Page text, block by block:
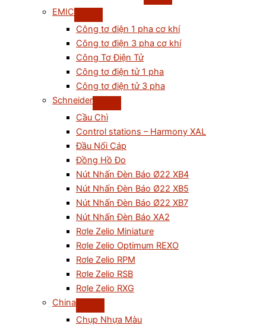
EMIC
Công tơ điện 1 pha cơ khí
Công tơ điện 3 pha cơ khí
Công Tơ Điện Tử
Công tơ điện tử 1 pha
Công tơ điện tử 3 pha
Schneider
Cầu Chì
Control stations – Harmony XAL
Đầu Nối Cáp
Đồng Hồ Đo
Nút Nhấn Đèn Báo Ø22 XB4
Nút Nhấn Đèn Báo Ø22 XB5
Nút Nhấn Đèn Báo Ø22 XB7
Nút Nhấn Đèn Báo XA2
Rơle Zelio Miniature
Rơle Zelio Optimum REXO
Rơle Zelio RPM
Rơle Zelio RSB
Rơle Zelio RXG
China
Chụp Nhựa Màu